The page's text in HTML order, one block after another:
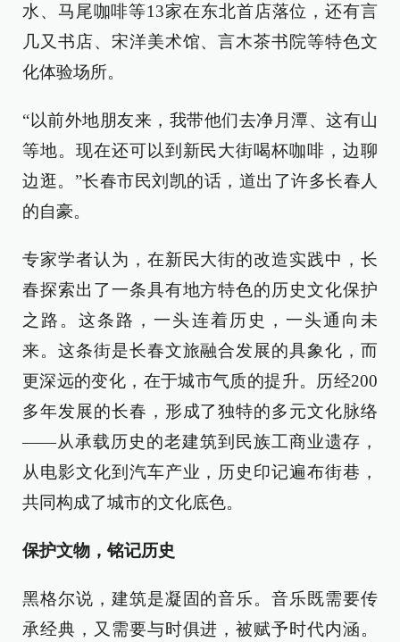
水、马尾咖啡等13家在东北首店落位，还有言
几又书店、宋洋美术馆、言木茶书院等特色文
化体验场所。
“以前外地朋友来，我带他们去净月潭、这有山
等地。现在还可以到新民大街喝杯咖啡，边聊
边逛。”长春市民刘凯的话，道出了许多长春人
的自豪。
专家学者认为，在新民大街的改造实践中，长
春探索出了一条具有地方特色的历史文化保护
之路。这条路，一头连着历史，一头通向未
来。这条街是长春文旅融合发展的具象化，而
更深远的变化，在于城市气质的提升。历经200
多年发展的长春，形成了独特的多元文化脉络
——从承载历史的老建筑到民族工商业遗存，
从电影文化到汽车产业，历史印记遍布街巷，
共同构成了城市的文化底色。
保护文物，铭记历史
黑格尔说，建筑是凝固的音乐。音乐既需要传
承经典，又需要与时俱进，被赋予时代内涵。